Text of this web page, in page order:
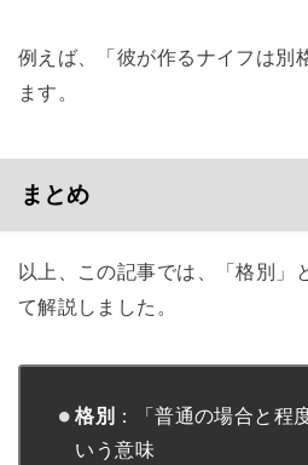
例えば、「彼が作るナイフは別
ます。
まとめ
以上、この記事では、「格別」
て解説しました。
格別 ：「普通の場合と程
いう意味